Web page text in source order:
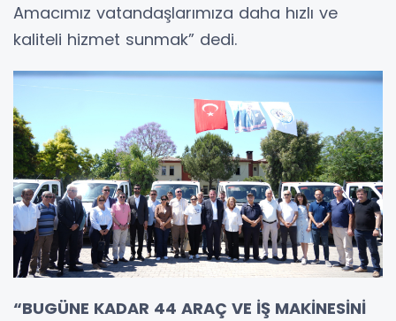
Amacımız vatandaşlarımıza daha hızlı ve
kaliteli hizmet sunmak” dedi.
“BUGÜNE KADAR 44 ARAÇ VE İŞ MAKİNESİNİ